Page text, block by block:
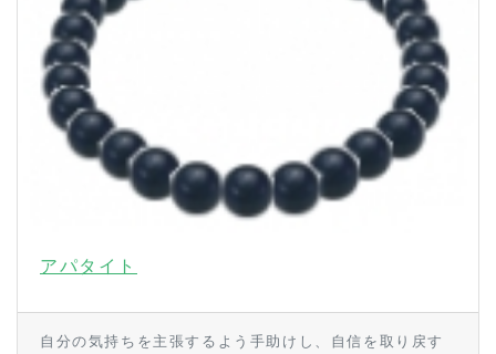
アパタイト
自分の気持ちを主張するよう手助けし、自信を取り戻す